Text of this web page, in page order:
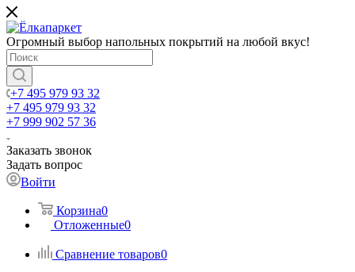
Огромный выбор напольных покрытий на любой вкус!
+7 495 979 93 32
+7 495 979 93 32
+7 999 902 57 36
Заказать звонок
Задать вопрос
Войти
Корзина0
Отложенные0
Сравнение товаров0